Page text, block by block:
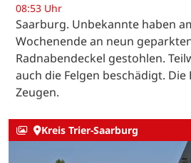
08:53 Uhr
Saarburg. Unbekannte haben
Wochenende an neun
Radnabendeckel gestohlen.
auch die Felgen beschädigt. Die
Zeugen.
Kreis Trier-Saarburg